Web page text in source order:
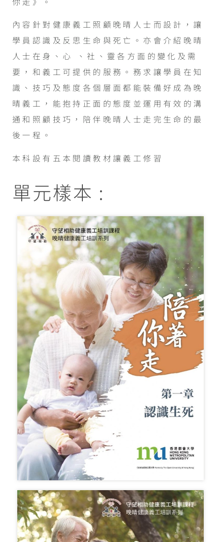
內容針對健康義工照顧晚晴人士而設計，讓
學員認識及反思生命與死亡。亦會介紹晚晴
人士在身、心 、社、靈各方面的變化及需
要，和義工可提供的服務。務求讓學員在知
識、技巧及態度各個層面都能裝備好成為晚
晴義工，能抱持正面的態度並運用有效的溝
通和照顧技巧，陪伴晚晴人士走完生命的最
後一程。
本科設有五本閱讀教材讓義工修習
單元樣本 :